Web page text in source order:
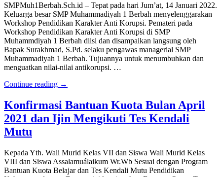
SMPMuh1Berbah.Sch.id – Tepat pada hari Jum’at, 14 Januari 2022.
Keluarga besar SMP Muhammadiyah 1 Berbah menyelenggarakan
Workshop Pendidikan Karakter Anti Korupsi. Pemateri pada
Workshop Pendidikan Karakter Anti Korupsi di SMP
Muhammdiyah 1 Berbah diisi dan disampaikan langsung oleh
Bapak Surakhmad, S.Pd. selaku pengawas managerial SMP
Muhammadiyah 1 Berbah. Tujuannya untuk menumbuhkan dan
menguatkan nilai-nilai antikorupsi. …
Continue reading →
Konfirmasi Bantuan Kuota Bulan April
2021 dan Ijin Mengikuti Tes Kendali
Mutu
Kepada Yth. Wali Murid Kelas VII dan Siswa Wali Murid Kelas
VIII dan Siswa Assalamuálaikum Wr.Wb Sesuai dengan Program
Bantuan Kuota Belajar dan Tes Kendali Mutu Pendidikan